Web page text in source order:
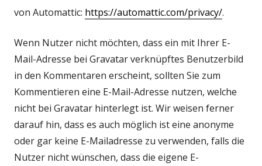
von Automattic: https://automattic.com/privacy/In
Fenster
öffnen
.
Wenn Nutzer nicht möchten, dass ein mit Ihrer E-
Mail-Adresse bei Gravatar verknüpftes Benutzerbild
in den Kommentaren erscheint, sollten Sie zum
Kommentieren eine E-Mail-Adresse nutzen, welche
nicht bei Gravatar hinterlegt ist. Wir weisen ferner
darauf hin, dass es auch möglich ist eine anonyme
oder gar keine E-Mailadresse zu verwenden, falls die
Nutzer nicht wünschen, dass die eigene E-